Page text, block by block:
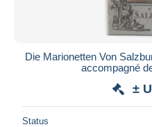
Die Marionetten Von
accompagné
±
Status